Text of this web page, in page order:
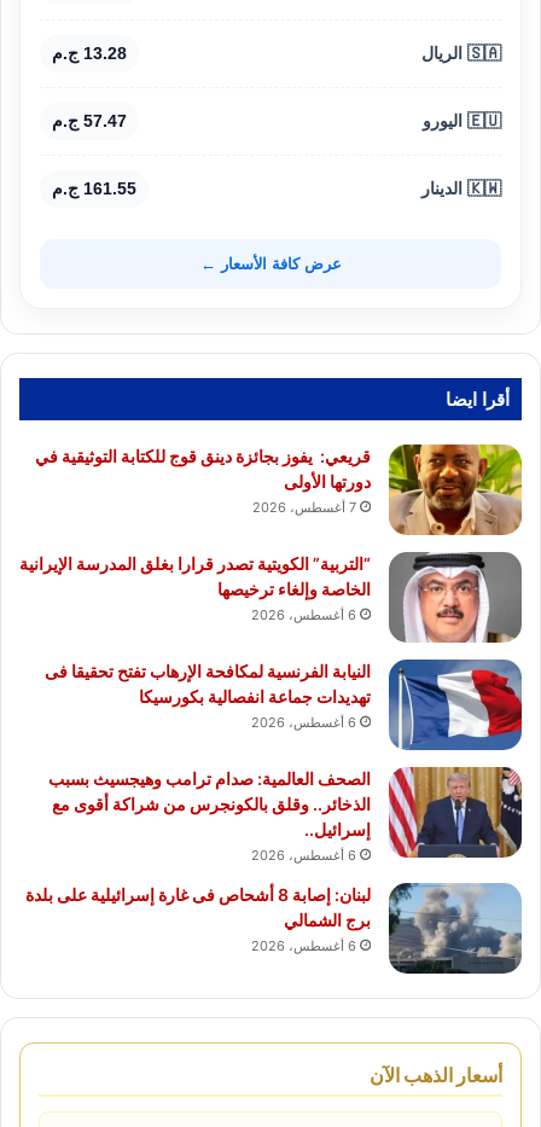
🇸🇦 الريال 13.28 ج.م
🇪🇺 اليورو 57.47 ج.م
🇰🇼 الدينار 161.55 ج.م
عرض كافة الأسعار ←
أقرا ايضا
قريعي: يفوز بجائزة دينق قوج للكتابة التوثيقية في
دورتها الأولى
7 أغسطس، 2026
“التربية” الكويتية تصدر قرارا بغلق المدرسة الإيرانية
الخاصة وإلغاء ترخيصها
6 أغسطس، 2026
النيابة الفرنسية لمكافحة الإرهاب تفتح تحقيقا فى
تهديدات جماعة انفصالية بكورسيكا
6 أغسطس، 2026
الصحف العالمية: صدام ترامب وهيجسيث بسبب
الذخائر.. وقلق بالكونجرس من شراكة أقوى مع
إسرائيل..
6 أغسطس، 2026
لبنان: إصابة 8 أشحاص فى غارة إسرائيلية على بلدة
برج الشمالي
6 أغسطس، 2026
أسعار الذهب الآن